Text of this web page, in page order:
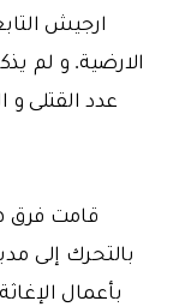
ارجيش
الارضية. و لم
عدد القتلى
قامت فرق
بالتحرك إلى
بأعمال